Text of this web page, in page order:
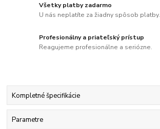
Všetky platby zadarmo
U nás neplatíte za žiadny spôsob platby.
Profesionálny a priateľský prístup
Reagujeme profesionálne a seriózne.
Kompletné špecifikácie
Parametre